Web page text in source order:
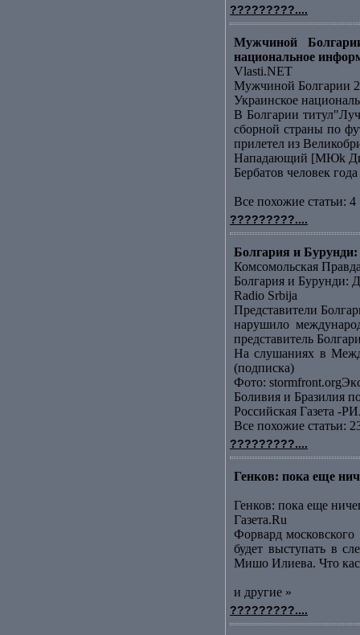
?????????....
Мужчиной
национальное
Vlasti.NET
Мужчиной Болгарии
Украинское
В Болгарии
сборной страны по
прилетел из
Нападающий [МЮk
Бербатов человек
Все похожие статьи: 4
?????????....
Болгария и Бурунди:
Комсомольская
Болгария и Бурунди:
Radio Srbija
Представители
нарушило
представитель
На слушаниях в
(подписка)
Фото:
Боливия и Бразилия
Российская Газета -
Все похожие статьи:
?????????....
Генков: пока еще
Генков: пока еще
Газета.Ru
Форвард
будет выступать в
Мишо Илиева. Что
и другие »
?????????....